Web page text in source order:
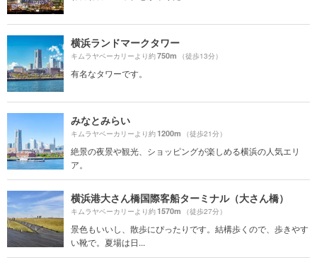
横浜ランドマークタワー
キムラヤベーカリーより約750m （徒歩13分）
有名なタワーです。
みなとみらい
キムラヤベーカリーより約1200m （徒歩21分）
絶景の夜景や観光、ショッピングが楽しめる横浜の人気エリ
ア。
横浜港大さん橋国際客船ターミナル（大さん橋）
キムラヤベーカリーより約1570m （徒歩27分）
景色もいいし、散歩にぴったりです。結構歩くので、歩きやす
い靴で。夏場は日...